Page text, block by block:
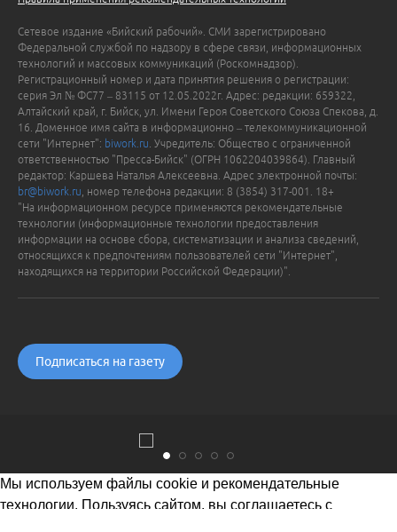
Сетевое издание «Бийский рабочий». СМИ зарегистрировано
Федеральной службой по надзору в сфере связи, информационных
технологий и массовых коммуникаций (Роскомнадзор).
Регистрационный номер и дата принятия решения о регистрации:
серия Эл № ФС77 – 83115 от 12.05.2022г. Адрес: редакции: 659322,
Алтайский край, г. Бийск, ул. Имени Героя Советского Союза Спекова, д.
16. Доменное имя сайта в информационно – телекоммуникационной
сети "Интернет": biwork.ru . Учредитель: Общество с ограниченной
ответственностью "Пресса-Бийск" (ОГРН 1062204039864). Главный
редактор: Каршева Наталья Алексеевна. Адрес электронной почты:
br@biwork.ru , номер телефона редакции: 8 (3854) 317-001. 18+
"На информационном ресурсе применяются рекомендательные
технологии (информационные технологии предоставления
информации на основе сбора, систематизации и анализа сведений,
относящихся к предпочтениям пользователей сети "Интернет",
находящихся на территории Российской Федерации)".
Подписаться на газету
Мы используем файлы cookie и рекомендательные
технологии. Пользуясь сайтом, вы соглашаетесь с